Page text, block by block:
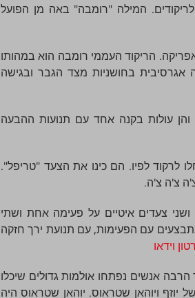
המילה "רומבה" באה מן הפועל
שיובאו מאפריקה. הריקוד העממי רומבה הוא במהותו
בחושניות מצד הגבר ובגישה
עולות בקנה אחד עם תנועות ההבעה
לרקוד לפיו. הם כינו את הצעד "טריפל".
צ'ה צ'ה.
צעדים איטיים על פעימה אחת ושתי
פעימות לדקה. הצעדים מתבצעים עם הפעימות, עם תנועת ירך חזקה
וידאו
להרקיד הרבה אנשים נפתחו אולמות גדולים שיכלו
של יוזף ויוהאן שטראוס. יוהאן שטראוס היה